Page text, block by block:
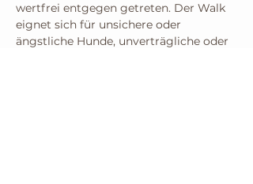
wertfrei entgegen getreten. Der Walk
eignet sich für unsichere oder
ängstliche Hunde, unverträgliche oder